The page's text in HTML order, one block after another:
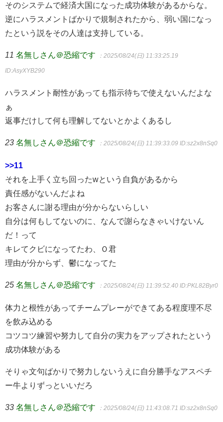
そのシステムで経済大国になった成功体験があるからな。
逆にハラスメントばかりで規制されたから、弱い国になっ
たという説をその人達は支持している。
11 名無しさん＠恐縮です ：2025/08/24(日) 11:33:25.19
ID:AsyXYB290
ハラスメント耐性があっても指示待ちで使えないんだよな
ぁ
返事だけして何も理解してないとかよくあるし
23 名無しさん＠恐縮です ：2025/08/24(日) 11:39:33.09 ID:sz2x8nSq0
>>11
それを上手く立ち回ったwという自負があるから
責任感がないんだよね
お客さんに謝る理由が分からないらしい
自分は何もしてないのに、なんで謝らなきゃいけないん
だ！って
キレてクビになってたわ、Ｏ君
理由が分からず、鬱になってた
25 名無しさん＠恐縮です ：2025/08/24(日) 11:39:52.40 ID:PKL82Byr0
体力と根性があってチームプレーができてある程度理不尽
を飲み込める
コツコツ練習や努力して自分の実力をアップされたという
成功体験がある
そりゃ文句ばかりで努力しないうえに自分勝手なアスペチ
ー牛よりずっといいだろ
33 名無しさん＠恐縮です ：2025/08/24(日) 11:43:08.71 ID:sz2x8nSq0